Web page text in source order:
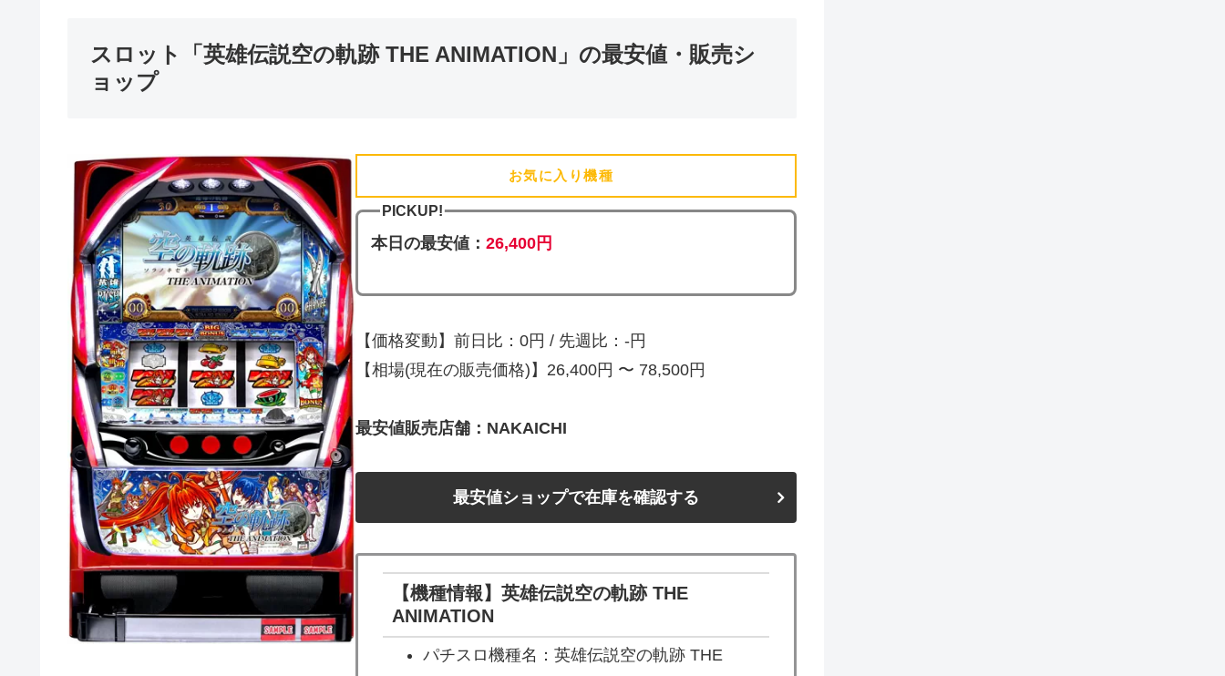
スロット「英雄伝説空の軌跡 THE ANIMATION」の最安値・販売シ
ョップ
お気に入り機種
PICKUP!
本日の最安値：26,400円
【価格変動】前日比：0円 / 先週比：-円
【相場(現在の販売価格)】26,400円 〜 78,500円
最安値販売店舗：NAKAICHI
最安値ショップで在庫を確認する
【機種情報】英雄伝説空の軌跡 THE
ANIMATION
パチスロ機種名：英雄伝説空の軌跡 THE